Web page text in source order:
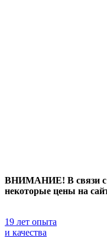
ВНИМАНИЕ! В связи с
некоторые цены на
19 лет опыта
и качества